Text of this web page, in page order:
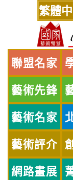
繁體
聯盟名家
藝術先鋒
藝術名家
藝術評介
網路畫展